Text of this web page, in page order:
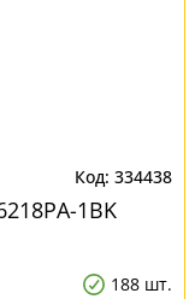
334438
1BK
188 шт.